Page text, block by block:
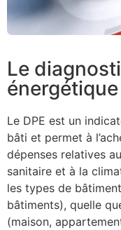
Le
énergétique
Le DPE est un
bâti et permet à
dépenses relatives
sanitaire et à la
les types de
bâtiments), quelle
(maison,